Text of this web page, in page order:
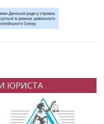
ЮРИСТА